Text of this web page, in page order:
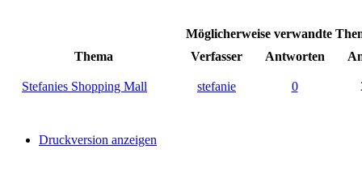
Möglicherweise verwandte
Thema
Verfasser Antworten
Stefanies Shopping Mall stefanie 0
Druckversion anzeigen